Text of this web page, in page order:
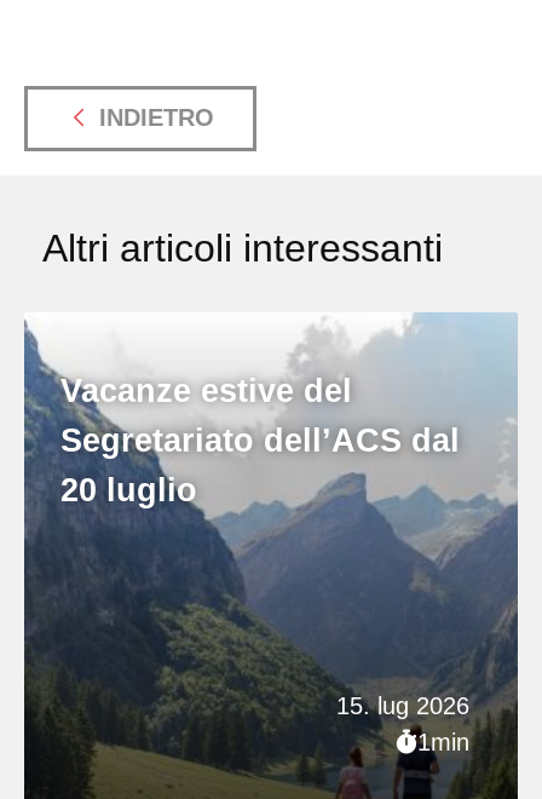
INDIETRO
Altri articoli interessanti
15. lug 2026
1min
Vacanze estive del
Segretariato dell’ACS dal
20 luglio